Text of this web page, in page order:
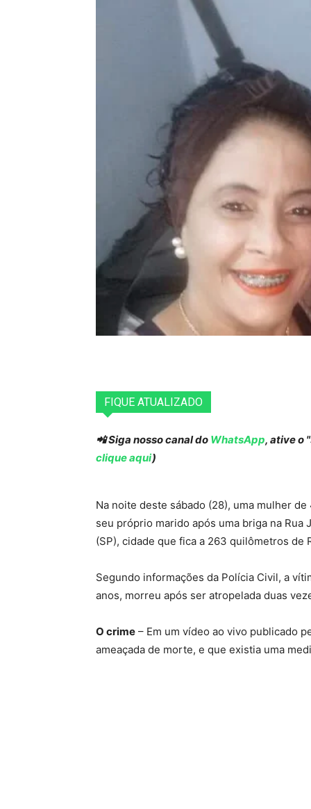
FIQUE ATUALIZADO
📲 Siga nosso canal do WhatsApp, ative o
clique aqui)
Na noite deste sábado (28), uma mulher
seu próprio marido após uma briga na Rua
(SP), cidade que fica a 263 quilômetros de
Segundo informações da Polícia Civil, a
anos, morreu após ser atropelada duas
O crime – Em um vídeo ao vivo publicado
ameaçada de morte, e que existia uma